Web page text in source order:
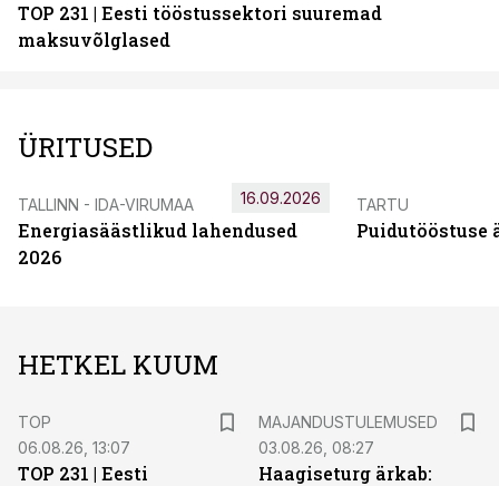
TOP 231 | Eesti tööstussektori suuremad
maksuvõlglased
ÜRITUSED
TALLINN - IDA-VIRUMAA
Energiasäästlikud lahendused
2026
16.09.2026 TARTU
Puidutööstuse
HETKEL KUUM
TOP
06.08.26, 13:07
TOP 231 | Eesti
MAJANDUSTULEMUSED
03.08.26, 08:27
Haagiseturg ärkab: